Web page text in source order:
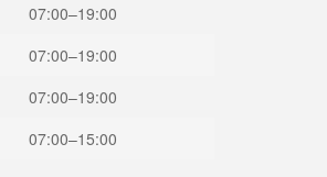
07:00–19:00
07:00–19:00
07:00–19:00
07:00–15:00